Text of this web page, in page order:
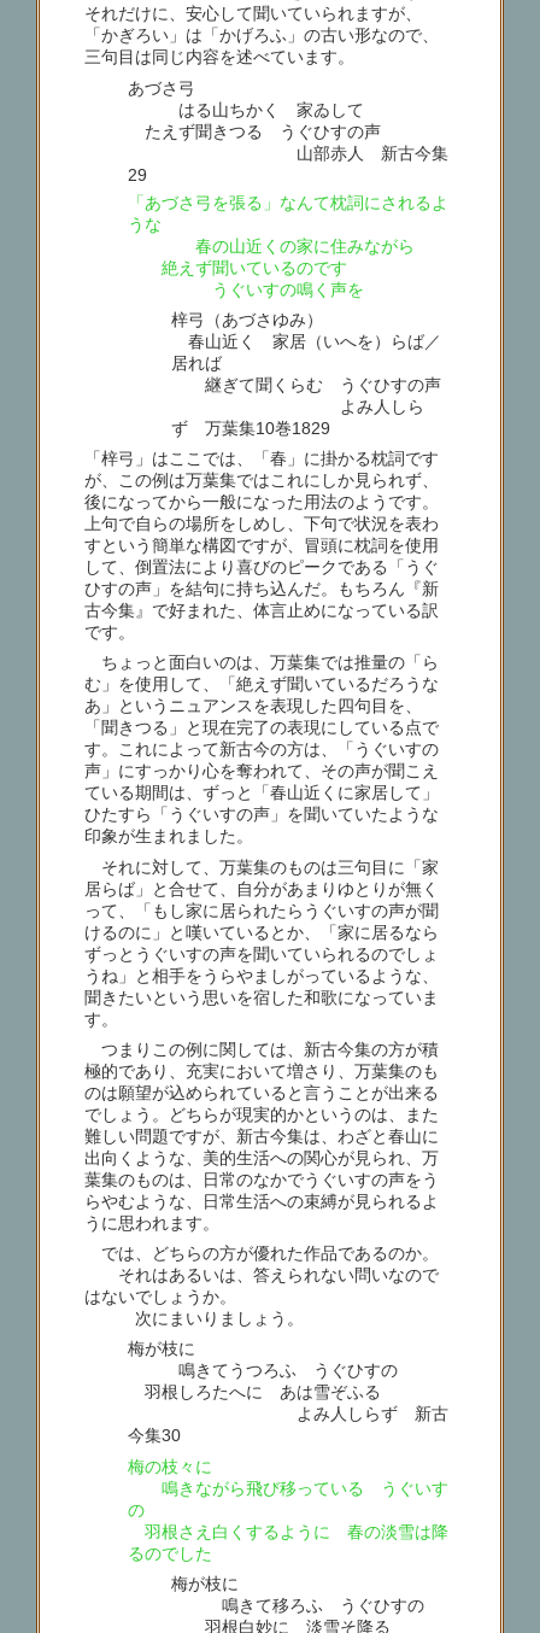
それだけに、安心して聞いていられますが、
「かぎろい」は「かげろふ」の古い形なので、
三句目は同じ内容を述べています。
あづさ弓
はる山ちかく 家ゐして
たえず聞きつる うぐひすの声
山部赤人 新古今集
29
「あづさ弓を張る」なんて枕詞にされるよ
うな
春の山近くの家に住みながら
絶えず聞いているのです
うぐいすの鳴く声を
梓弓（あづさゆみ）
春山近く 家居（いへを）らば／
居れば
継ぎて聞くらむ うぐひすの声
よみ人しら
ず 万葉集10巻1829
「梓弓」はここでは、「春」に掛かる枕詞です
が、この例は万葉集ではこれにしか見られず、
後になってから一般になった用法のようです。
上句で自らの場所をしめし、下句で状況を表わ
すという簡単な構図ですが、冒頭に枕詞を使用
して、倒置法により喜びのピークである「うぐ
ひすの声」を結句に持ち込んだ。もちろん『新
古今集』で好まれた、体言止めになっている訳
です。
ちょっと面白いのは、万葉集では推量の「ら
む」を使用して、「絶えず聞いているだろうな
あ」というニュアンスを表現した四句目を、
「聞きつる」と現在完了の表現にしている点で
す。これによって新古今の方は、「うぐいすの
声」にすっかり心を奪われて、その声が聞こえ
ている期間は、ずっと「春山近くに家居して」
ひたすら「うぐいすの声」を聞いていたような
印象が生まれました。
それに対して、万葉集のものは三句目に「家
居らば」と合せて、自分があまりゆとりが無く
って、「もし家に居られたらうぐいすの声が聞
けるのに」と嘆いているとか、「家に居るなら
ずっとうぐいすの声を聞いていられるのでしょ
うね」と相手をうらやましがっているような、
聞きたいという思いを宿した和歌になっていま
す。
つまりこの例に関しては、新古今集の方が積
極的であり、充実において増さり、万葉集のも
のは願望が込められていると言うことが出来る
でしょう。どちらが現実的かというのは、また
難しい問題ですが、新古今集は、わざと春山に
出向くような、美的生活への関心が見られ、万
葉集のものは、日常のなかでうぐいすの声をう
らやむような、日常生活への束縛が見られるよ
うに思われます。
では、どちらの方が優れた作品であるのか。
それはあるいは、答えられない問いなので
はないでしょうか。
次にまいりましょう。
梅が枝に
鳴きてうつろふ うぐひすの
羽根しろたへに あは雪ぞふる
よみ人しらず 新古
今集30
梅の枝々に
鳴きながら飛び移っている うぐいす
の
羽根さえ白くするように 春の淡雪は降
るのでした
梅が枝に
鳴きて移ろふ うぐひすの
羽根白妙に 淡雪そ降る